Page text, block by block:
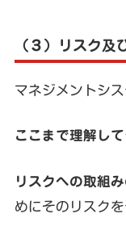
（３）リスク及
マネジメントシ
ここまで理解し
リスクへの取組
めにそのリスクを